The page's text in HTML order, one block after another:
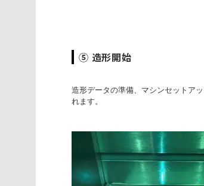
⑤ 造形開始
造形データの準備、マシンセットア
れます。